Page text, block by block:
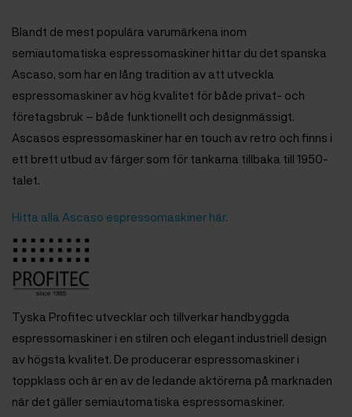
Blandt de mest populära varumärkena inom
semiautomatiska espressomaskiner hittar du det spanska
Ascaso, som har en lång tradition av att utveckla
espressomaskiner av hög kvalitet för både privat- och
företagsbruk – både funktionellt och designmässigt.
Ascasos espressomaskiner har en touch av retro och finns i
ett brett utbud av färger som för tankarna tillbaka till 1950-
talet.
Hitta alla Ascaso espressomaskiner här.
Tyska Profitec utvecklar och tillverkar handbyggda
espressomaskiner i en stilren och elegant industriell design
av högsta kvalitet. De producerar espressomaskiner i
toppklass och är en av de ledande aktörerna på marknaden
när det gäller semiautomatiska espressomaskiner.